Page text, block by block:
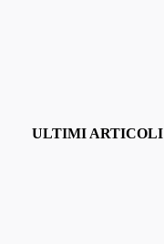
ULTIMI ARTICOLI